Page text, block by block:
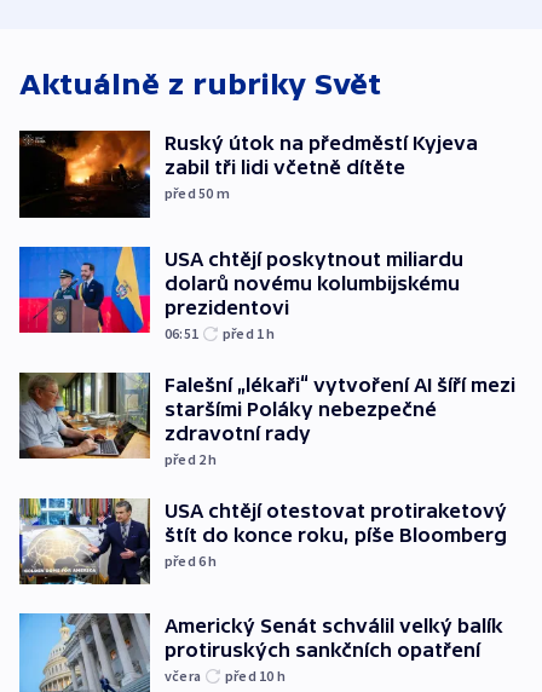
Aktuálně z rubriky Svět
Ruský útok na předměstí Kyjeva
zabil tři lidi včetně dítěte
před 50 m
USA chtějí poskytnout miliardu
dolarů novému kolumbijskému
prezidentovi
06:51 před 1h
Falešní „lékaři“ vytvoření AI šíří mezi
staršími Poláky nebezpečné
zdravotní rady
před 2h
USA chtějí otestovat protiraketový
štít do konce roku, píše Bloomberg
před 6h
Americký Senát schválil velký balík
protiruských sankčních opatření
včera před 10 h